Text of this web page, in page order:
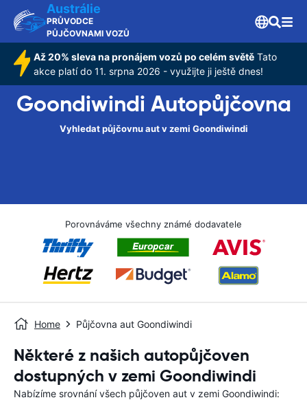
Austrálie
PRŮVODCE
PŮJČOVNAMI VOZŮ
Až 20% sleva na pronájem vozů po celém světě Tato
akce platí do 11. srpna 2026 - využijte ji ještě dnes!
Goondiwindi Autopůjčovna
Vyhledat půjčovnu aut v zemi Goondiwindi
Porovnáváme všechny známé dodavatele
Home Půjčovna aut Goondiwindi
Některé z našich autopůjčoven
dostupných v zemi Goondiwindi
Nabízíme srovnání všech půjčoven aut v zemi Goondiwindi: